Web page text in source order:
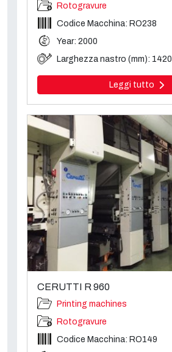
Rotogravure
Codice Macchina: RO238
Year: 2000
Larghezza nastro (mm): 1420
Leggi tutto
CERUTTI R 960
Printing machines
Rotogravure
Codice Macchina: RO149